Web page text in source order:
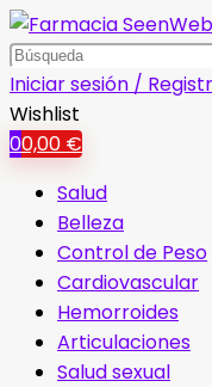
Search
for:
Iniciar sesión /
Wishlist
00,00 €
Salud
Belleza
Control de Peso
Cardiovascular
Hemorroides
Articulaciones
Salud sexual